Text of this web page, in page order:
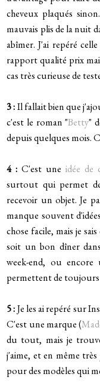
cheveux plaqués
mauvais plis de la nuit
abîmer. J'ai repéré
rapport qualité prix
cas très curieuse de
3 :Il fallait bien que
c'est le roman "Betty"
depuis quelques mois.
4 : C'est une idée de
surtout qui permet
recevoir un objet. Je
manque souvent
chose facile, mais je
soit un bon dîner
week-end, ou
permettent de toujours
5 :Je les ai repéré sur
C'est une marque (
du tout, mais je
j'aime, et en même
pour des modèles qui